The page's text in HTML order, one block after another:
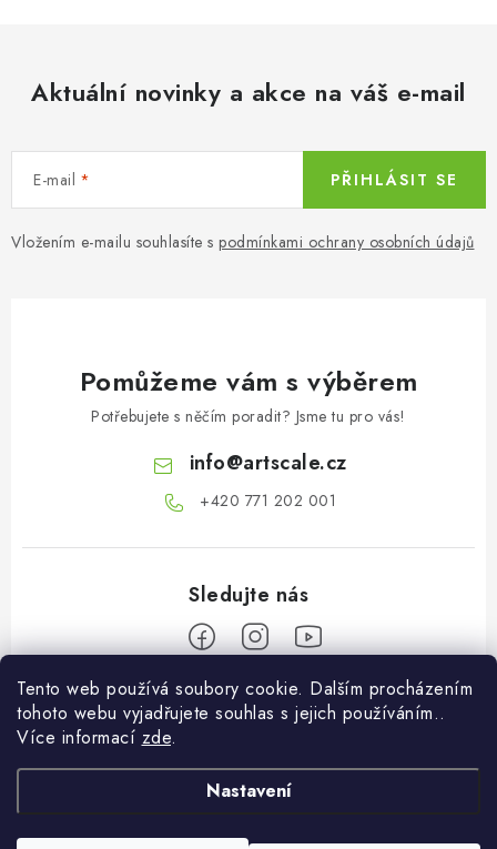
Tento web používá soubory cookie. Dalším procházením
tohoto webu vyjadřujete souhlas s jejich používáním..
Více informací zde.
Nastavení
Aktuální novinky a akce na váš e-mail
E-mail
Vložením e-mailu souhlasíte s podmínkami ochrany osobních údajů
PŘIHLÁSIT SE
Pomůžeme vám s výběrem
Potřebujete s něčím poradit? Jsme tu pro vás!
info@artscale.cz
+420 771 202 001​
Informace pro vás
Doprava a platba
Můj účet